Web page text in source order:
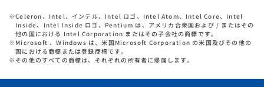
※Celeron、Intel、インテル、Intel ロゴ、Intel Atom、Intel Core、Intel
Inside、Intel Inside ロゴ、Pentium は、アメリカ合衆国および / またはその
他の国における Intel Corporation またはその子会社の商標です。
※ Microsoft 、Windows は、米国Microsoft Corporation の米国及びその他の
国における商標または登録商標です。
※ その他のすべての商標は、それぞれの所有者に帰属します。